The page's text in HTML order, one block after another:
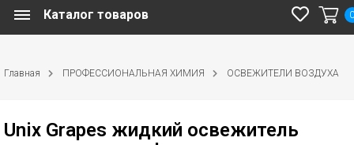
Каталог товаров
Главная ПРОФЕССИОНАЛЬНАЯ ХИМИЯ ОСВЕЖИТЕЛИ ВОЗДУХА
Unix Grapes жидкий освежитель